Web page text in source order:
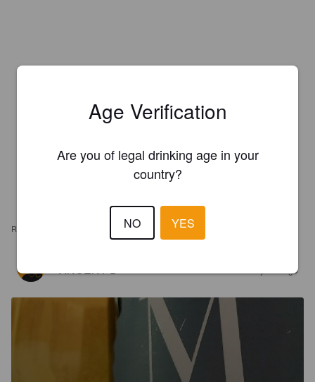
REVIEWS
VINCENT D 6 years ago
Age Verification
Are you of legal drinking age in your
country?
NO YES